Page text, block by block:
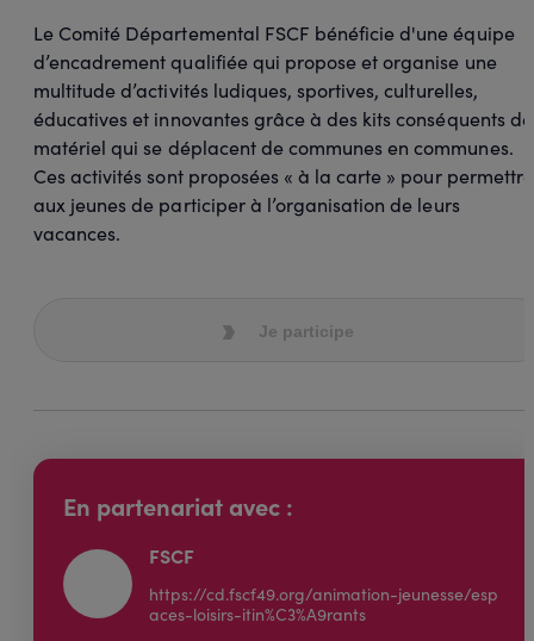
Le Comité Départemental FSCF bénéficie d'une équipe
d’encadrement qualifiée qui propose et organise une
multitude d’activités ludiques, sportives, culturelles,
éducatives et innovantes grâce à des kits conséquents de
matériel qui se déplacent de communes en communes.
Ces activités sont proposées « à la carte » pour permettre
aux jeunes de participer à l’organisation de leurs
vacances.
Je participe
En partenariat avec :
FSCF
https://cd.fscf49.org/animation-jeunesse/esp
aces-loisirs-itin%C3%A9rants